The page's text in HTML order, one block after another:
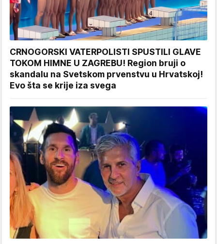
CRNOGORSKI VATERPOLISTI SPUSTILI GLAVE
TOKOM HIMNE U ZAGREBU! Region bruji o
skandalu na Svetskom prvenstvu u Hrvatskoj!
Evo šta se krije iza svega